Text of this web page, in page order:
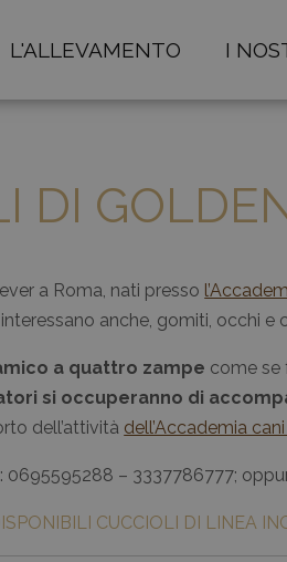
L'ALLEVAMENTO I
DI
a Roma, nati presso
anche, gomiti, occhi e
a quattro zampe come se
si occuperanno di
dell’attività dell’Accademia
– 3337786777;
CUCCIOLI DI LINEA